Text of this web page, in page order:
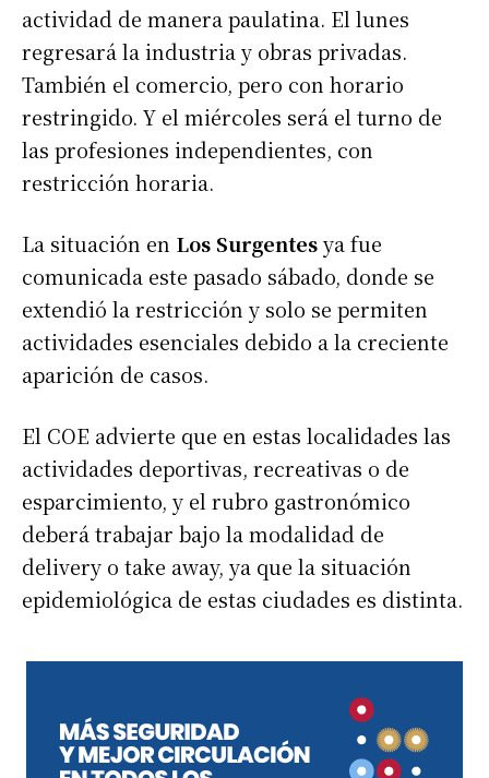
actividad de manera paulatina. El lunes
regresará la industria y obras privadas.
También el comercio, pero con horario
restringido. Y el miércoles será el turno de
las profesiones independientes, con
restricción horaria.
La situación en Los Surgentesya fue
comunicada este pasado sábado, donde se
extendió la restricción y solo se permiten
actividades esenciales debido a la creciente
aparición de casos.
El COE advierte que en estas localidades las
actividades deportivas, recreativas o de
esparcimiento, y el rubro gastronómico
deberá trabajar bajo la modalidad de
delivery o take away, ya que la situación
epidemiológica de estas ciudades es distinta.